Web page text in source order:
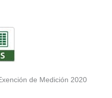
de Medición 2020